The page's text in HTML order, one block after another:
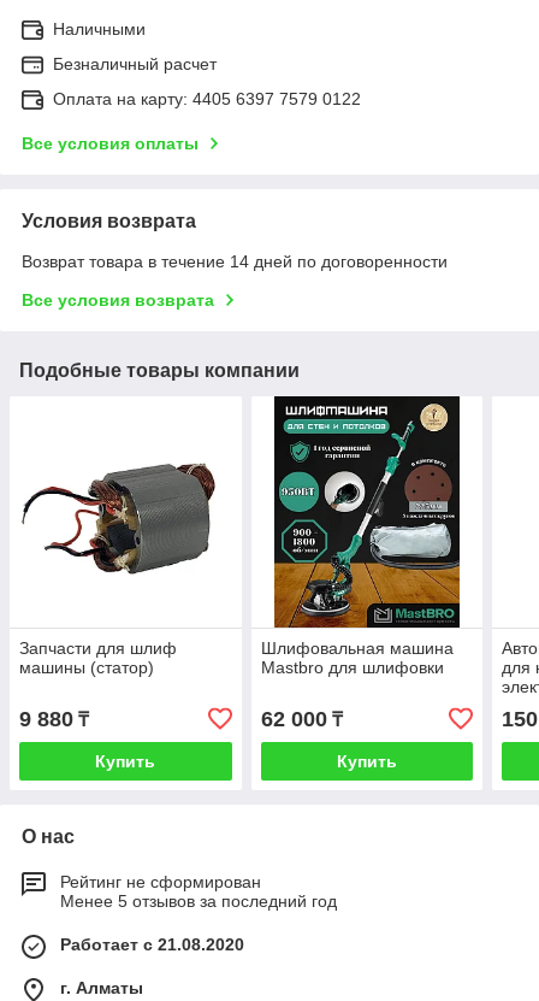
Наличными
Безналичный расчет
Оплата на карту: 4405 6397 7579 0122
Все условия оплаты
Условия возврата
Возврат товара в течение 14 дней по договоренности
Все условия возврата
Подобные товары компании
Запчасти для шлиф
машины (статор)
9 880 ₸
Купить
Шлифовальная машинa
Mastbro для шлифовки
62 000₸
Купить
для
О нас
Рейтинг не сформирован
Менее 5 отзывов за последний год
Работает с 21.08.2020
г. Алматы